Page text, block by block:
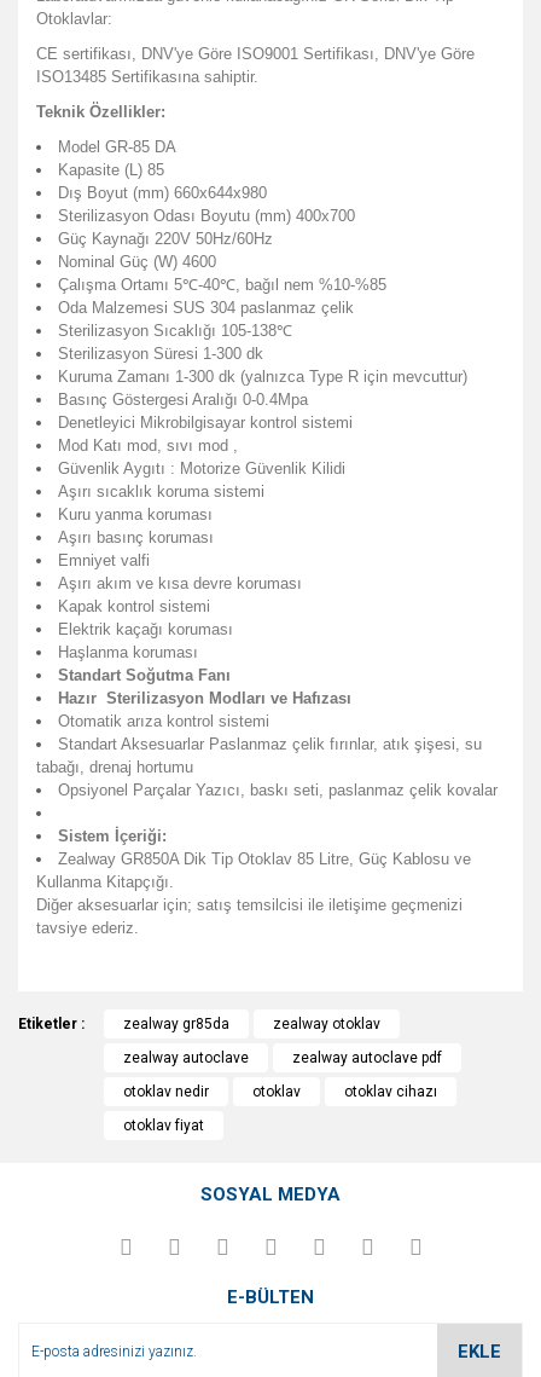
Otoklavlar:
CE sertifikası, DNV'ye Göre ISO9001 Sertifikası, DNV'ye Göre
ISO13485 Sertifikasına sahiptir.
Teknik Özellikler:
Model GR-85 DA
Kapasite (L) 85
Dış Boyut (mm) 660x644x980
Sterilizasyon Odası Boyutu (mm) 400x700
Güç Kaynağı 220V 50Hz/60Hz
Nominal Güç (W) 4600
Çalışma Ortamı 5℃-40℃, bağıl nem %10-%85
Oda Malzemesi SUS 304 paslanmaz çelik
Sterilizasyon Sıcaklığı 105-138℃
Sterilizasyon Süresi 1-300 dk
Kuruma Zamanı 1-300 dk (yalnızca Type R için mevcuttur)
Basınç Göstergesi Aralığı 0-0.4Mpa
Denetleyici Mikrobilgisayar kontrol sistemi
Mod Katı mod, sıvı mod ,
Güvenlik Aygıtı : Motorize Güvenlik Kilidi
Aşırı sıcaklık koruma sistemi
Kuru yanma koruması
Aşırı basınç koruması
Emniyet valfi
Aşırı akım ve kısa devre koruması
Kapak kontrol sistemi
Elektrik kaçağı koruması
Haşlanma koruması
Standart Soğutma Fanı
Hazır Sterilizasyon Modları ve Hafızası
Otomatik arıza kontrol sistemi
Standart Aksesuarlar Paslanmaz çelik fırınlar, atık şişesi, su
tabağı, drenaj hortumu
Opsiyonel Parçalar Yazıcı, baskı seti, paslanmaz çelik kovalar
Sistem İçeriği:
Zealway GR850A Dik Tip Otoklav 85 Litre, Güç Kablosu ve
Kullanma Kitapçığı.
Diğer aksesuarlar için; satış temsilcisi ile iletişime geçmenizi
tavsiye ederiz.
Bu ürüne ilk yorumu siz yapın!
konularda yetersiz gördüğünüz noktaları öneri formunu
kullanarak tarafımıza iletebilirsiniz.
Görüş ve önerileriniz için teşekkür ederiz.
Ürün resmi kalitesiz, bozuk veya görüntülenemiyor.
Ürün bilgilerinde hatalar bulunuyor.
Etiketler : zealway gr85da
zealway otoklav
zealway autoclave
zealway autoclave pdf
otoklav nedir
otoklav
otoklav cihazı
otoklav fiyat
SOSYAL MEDYA
E-BÜLTEN
EKLE